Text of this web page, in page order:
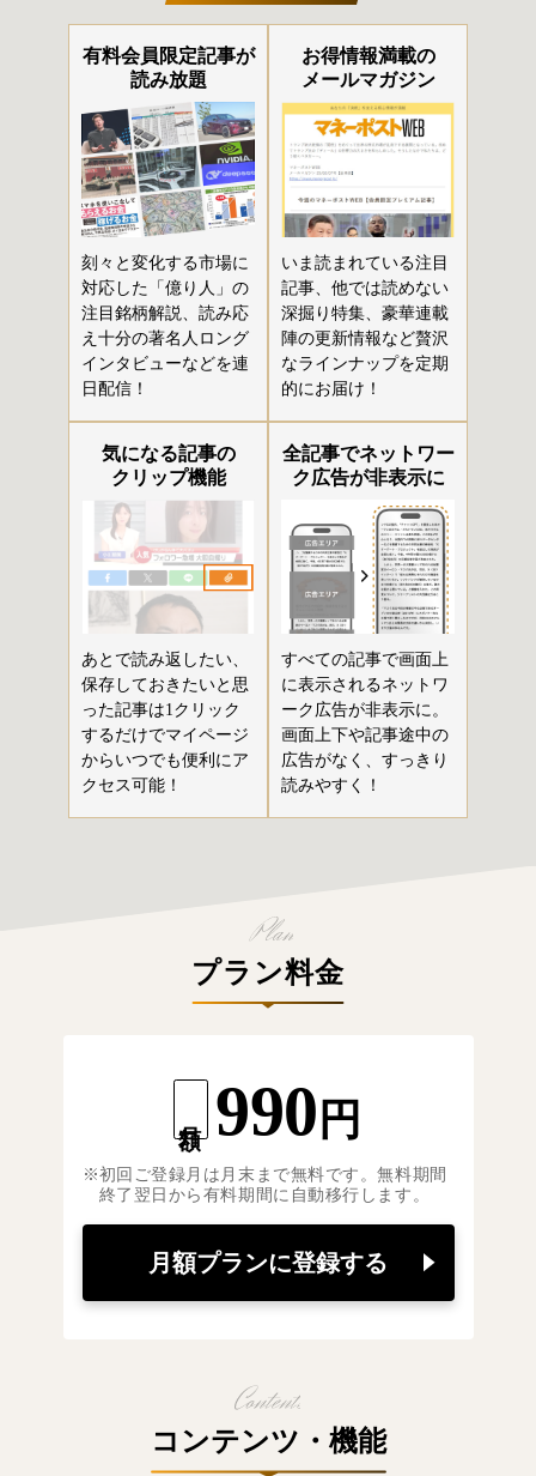
有料会員限定記事が
読み放題
刻々と変化する市場に
対応した「億り人」の
注目銘柄解説、読み応
え十分の著名人ロング
インタビューなどを連
日配信！
お得情報満載の
メールマガジン
いま読まれている注目
記事、他では読めない
深掘り特集、豪華連載
陣の更新情報など贅沢
なラインナップを定期
的にお届け！
気になる記事の
クリップ機能
あとで読み返したい、
保存しておきたいと思
った記事は1クリック
するだけでマイページ
からいつでも便利にア
クセス可能！
全記事でネットワー
ク広告が非表示に
すべての記事で画面上
に表示されるネットワ
ーク広告が非表示に。
画面上下や記事途中の
広告がなく、すっきり
読みやすく！
プラン料金
990 円
初回ご登録月は月末まで無料です。無料期間
終了翌日から有料期間に自動移行します。
月額プランに登録する
コンテンツ・機能